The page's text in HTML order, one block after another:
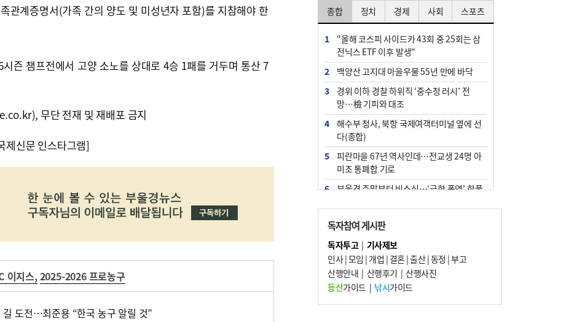
관계증명서(가족 간의 양도 및 미성년자 포함)를 지참해야 한
즌 챔프전에서 고양 소노를 상대로 4승 1패를 거두며 통산 7
무단 전재 및 재배포 금지
제신문 인스타그램]
이지스,2025-2026 프로농구
도전…최준용 “한국 농구 알릴 것”
종합 정치 경제 사회 스포츠
1
"올해 코스피 사이드카 43회 중 25회는 삼
전닉스 ETF 이후 발생"
2
백양산 고지대 마을우물 55년 만에 바닥
3
경위 이하 경찰 하위직 ‘중수청 러시’ 전
망…檢 기피와 대조
4
해수부 청사, 북항 국제여객터미널 옆에 선
다(종합)
5
피란마을 67년 역사인데…전교생 24명 아
미초 통폐합 기로
6
부울경 주말부터 비소식…‘극한 폭염’ 한풀
7
“낙동강권 삼락·을숙도·다대포 연결해 서
부산 관광 키우자”
8
오늘의 날씨- 2026년 8월 7일
9
외국인 선원 ‘인신매매 경유지’ 된 부산…
우려가 현실로
10 [사설] 해수부 신청사 북항으로 확정, 해양
독자참여 게시판
독자투고| 기사제보
인사|모임 | 개업 | 결혼|출산|동정 |부고
산행안내 | 산행후기 | 산행사진
등산가이드| 낚시가이드